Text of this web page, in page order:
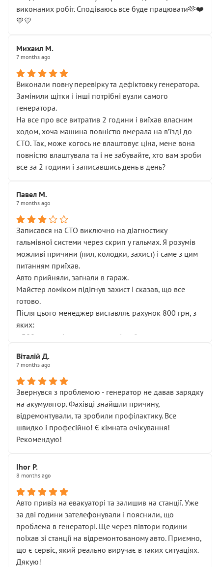
виконаних робіт. Сподіваюсь все буде працювати🫶❤️
💙💛
Михаил М.
7 months ago
Виконали повну перевірку та дефіктовку генератора.
Замінили щітки і інші потрібні вузли самого
генератора.
На все про все витратив 2 години і виїхав власним
ходом, хоча машина повністю вмерала на вʼїзді до
СТО. Так, може когось не влаштовує ціна, мене вона
повністю влаштувала та і не забувайте, хто вам зроби
все за 2 години і записавшись день в день?
Павел М.
7 months ago
Записався на СТО виключно на діагностику
гальмівної системи через скрип у гальмах. Я розумів
можливі причини (пил, колодки, захист) і саме з цим
питанням приїхав.
Авто прийняли, загнали в гараж.
Майстер ломіком підігнув захист і сказав, що все
готово.
Після цього менеджер виставляє рахунок 800 грн, з
яких:
• 300 грн — діагностика гальмівної системи
НЕ погоджував
послуга. Тим більше, я був поруч і жодної реальної
діагностики ходової не проводилось. Після
зауваження гроші за цю “послугу” повернули, що
лише підтвердило мою правоту.
Але головне — я виїжджаю з боксу, і скрип у гальмах
залишився таким самим, як і був. Тобто оплачена
Далі ситуація тільки погіршилась:
• сказали, що тепер “потрібно знімати колеса”
• що біля авто стояти вже не можна
• почали озвучувати купу додаткових робіт без
чіткого пояснення
( ну все зняли та доробили) дякую!
Окремий момент, який виглядає абсурдно:
мені заявили, що бачок гальмівної рідини потрібно
міняти разом із головним гальмівним циліндром у
Віталій Д.
7 months ago
Звернувся з проблемою - генератор не давав зарядку
на акумулятор. Фахівці знайшли причину,
відремонтували, та зробили профілактику. Все
швидко і професійно! Є кімната очікування!
Рекомендую!
Ihor P.
8 months ago
Авто привіз на евакуаторі та залишив на станції. Уже
за дві години зателефонували і пояснили, що
проблема в генераторі. Ще через півтори години
поїхав зі станції на відремонтованому авто. Приємно,
що є сервіс, який реально виручає в таких ситуаціях.
Дякую!